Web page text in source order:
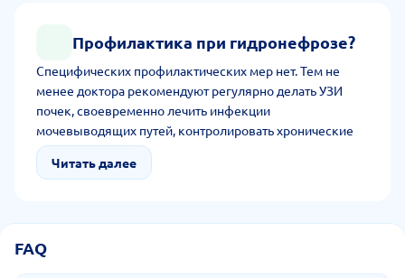
Профилактика при гидронефрозе?
Специфических профилактических мер нет. Тем не
менее доктора рекомендуют регулярно делать УЗИ
почек, своевременно лечить инфекции
мочевыводящих путей, контролировать хронические
заболевания, поддерживать нормальный вес и
физическую активность. Дополнительно советуют
Читать далее
FAQ